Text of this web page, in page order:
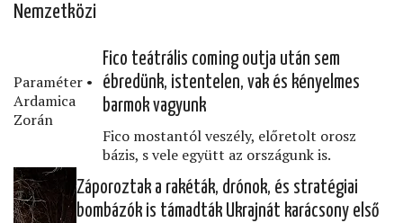
Nemzetközi
Paraméter •
Ardamica
Zorán
Fico teátrális coming outja után sem
ébredünk, istentelen, vak és kényelmes
barmok vagyunk
Fico mostantól veszély, előretolt orosz
bázis, s vele együtt az országunk is.
Záporoztak a rakéták, drónok, és stratégiai
bombázók is támadták Ukrajnát karácsony első